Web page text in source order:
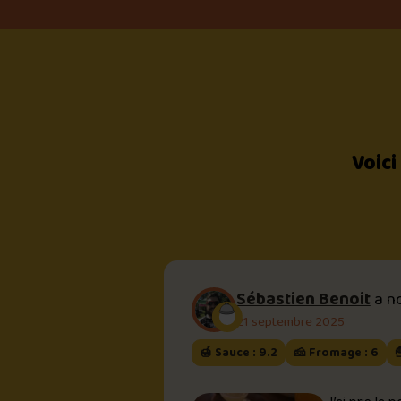
Sébastien Benoita
21 septembre 2025
🍯 Sauce : 9.2 🧀 Fromage : 6